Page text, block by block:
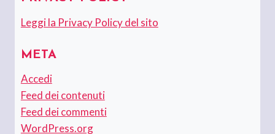
Leggi la Privacy Policy del sito
META
Accedi
Feed dei contenuti
Feed dei commenti
WordPress.org